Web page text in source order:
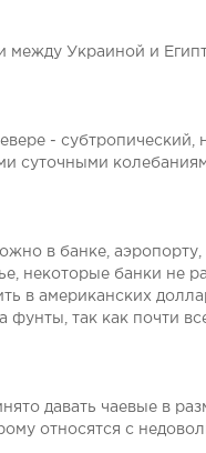
между Украиной и
-
суточными
в банке, аэропорту,
некоторые банки не
в американских
фунты, так как почти
давать чаевые в
относятся с